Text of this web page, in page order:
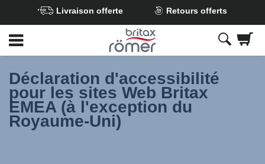
au
contenu
principal
Livraison offerte Retours offerts
Déclaration d'accessibilité
pour les sites Web Britax
EMEA (à l'exception du
Royaume-Uni)